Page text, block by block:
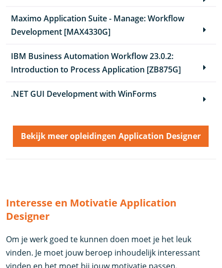
Maximo Application Suite - Manage: Workflow
Development [MAX4330G]
IBM Business Automation Workflow 23.0.2:
Introduction to Process Application [ZB875G]
.NET GUI Development with WinForms
Bekijk meer opleidingen Application Designer
Interesse en Motivatie Application
Designer
Om je werk goed te kunnen doen moet je het leuk
vinden. Je moet jouw beroep inhoudelijk interessant